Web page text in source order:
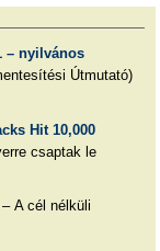
– nyilvános
Útmutató)
Hit 10,000
csaptak le
A cél nélküli